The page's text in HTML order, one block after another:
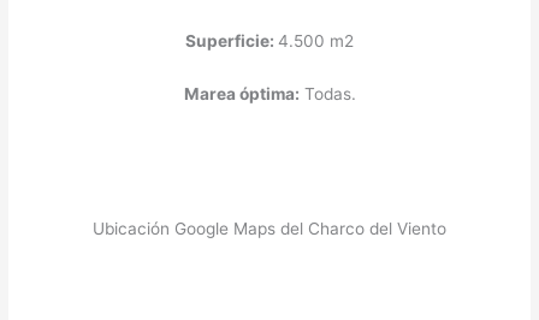
Superficie: 4.500 m2
Marea óptima: Todas.
Ubicación Google Maps del Charco del Viento